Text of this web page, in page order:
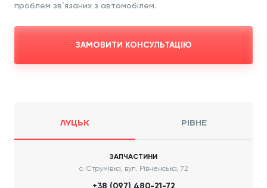
проблем зв’язаних з автомобілем.
ЗАМОВИТИ КОНСУЛЬТАЦІЮ
ЛУЦЬК РІВНЕ
ЗАПЧАСТИНИ
с. Струмівка, вул. Рівненська, 72
+38 (097) 480-21-72